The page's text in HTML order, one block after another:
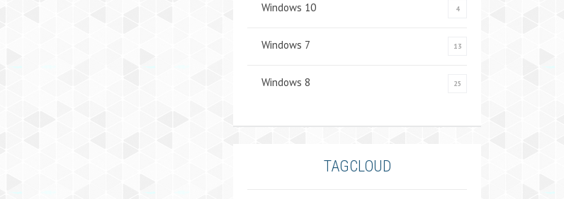
Windows 10 4
Windows 7 13
Windows 8 25
TAGCLOUD